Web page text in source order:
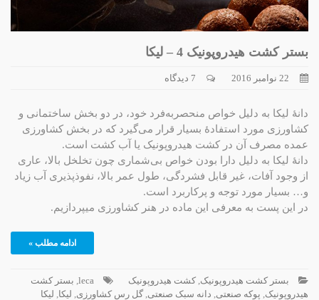
بستر کشت هیدروپونیک 4 – لیکا
22 نوامبر 2016 7 دیدگاه
دانۀ لیکا به دلیل خواص منحصربه‌فرد خود، در دو بخش ساختمانی و
کشاورزی مورد استفادۀ بسیار قرار می‌گیرد که در بخش کشاورزی
عمده مصرف آن در کشت هیدروپونیک یا آب کشت است.
دانۀ لیکا به دلیل دارا بودن خواص بی‌شماری چون تخلخل بالا، عاری
از وجود آفات، غیر قابل فشردگی، طول عمر بالا، نفوذپذیری آب زیاد
و… بسیار مورد توجه و پرکاربرد است.
در این پست به معرفی این ماده در هنر کشاورزی میپردازیم.
ادامه مطلب »
بستر کشت هیدروپونیک کشت هیدروپونیک leca بستر کشت
هیدروپونیک پوکه صنعتی دانه سبک صنعتی گل رس کشاورزی لیکا
لیکا